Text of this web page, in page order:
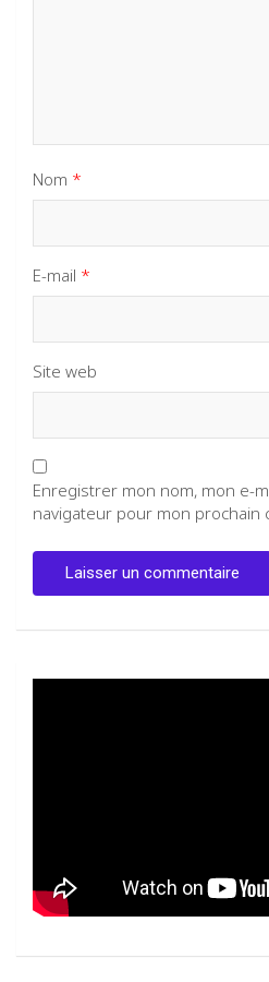
Nom *
E-mail *
Site web
Enregistrer mon nom, mon e-
navigateur pour mon prochain